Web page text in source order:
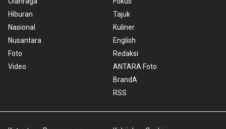
Hiburan
Nasional
Nusantara
Foto
Video
Tajuk
Kuliner
English
Redaksi
ANTARA Foto
BrandA
RSS